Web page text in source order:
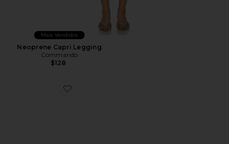
Mais Vendidos
Neoprene Capri Legging
Commando
$128
Favorite GEL-1130